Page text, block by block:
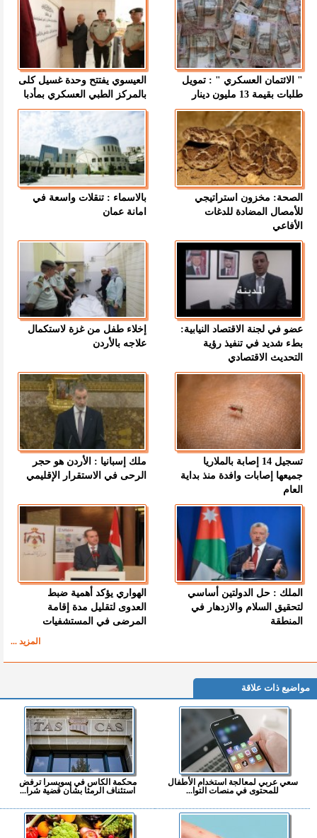
" الائتمان العسكري " : تمويل
طلبات بقيمة 13 مليون دينار
العيسوي يفتتح وحدة غسيل كلى
بالمركز الطبي العسكري بمأدبا
الصحة: مخزون استراتيجي
للأمصال المضادة للدغات
الأفاعي
بالاسماء : تنقلات واسعة في
امانة عمان
عضو في لجنة الاقتصاد النيابية:
بطء شديد في تنفيذ رؤية
التحديث الاقتصادي
إخلاء طفل من غزة لاستكمال
علاجه بالأردن
تسجيل 14 إصابة بالملاريا
جميعها إصابات وافدة منذ بداية
العام
ملك إسبانيا : الأردن هو حجر
الرحى في الاستقرار الإقليمي
الملك : حل الدولتين أساسي
لتحقيق السلام والازدهار في
المنطقة
الهواري يؤكد أهمية ضبط
العدوى لتقليل مدة إقامة
المرضى في المستشفيات
المزيد ...
مواضيع ذات علاقة
سعي عربي لمعالجة استخدام الأطفال
للمحتوى في منصات التوا...
محكمة الكاس في سويسرا ترفض
استئناف الرمثا بشأن قضية شرا...